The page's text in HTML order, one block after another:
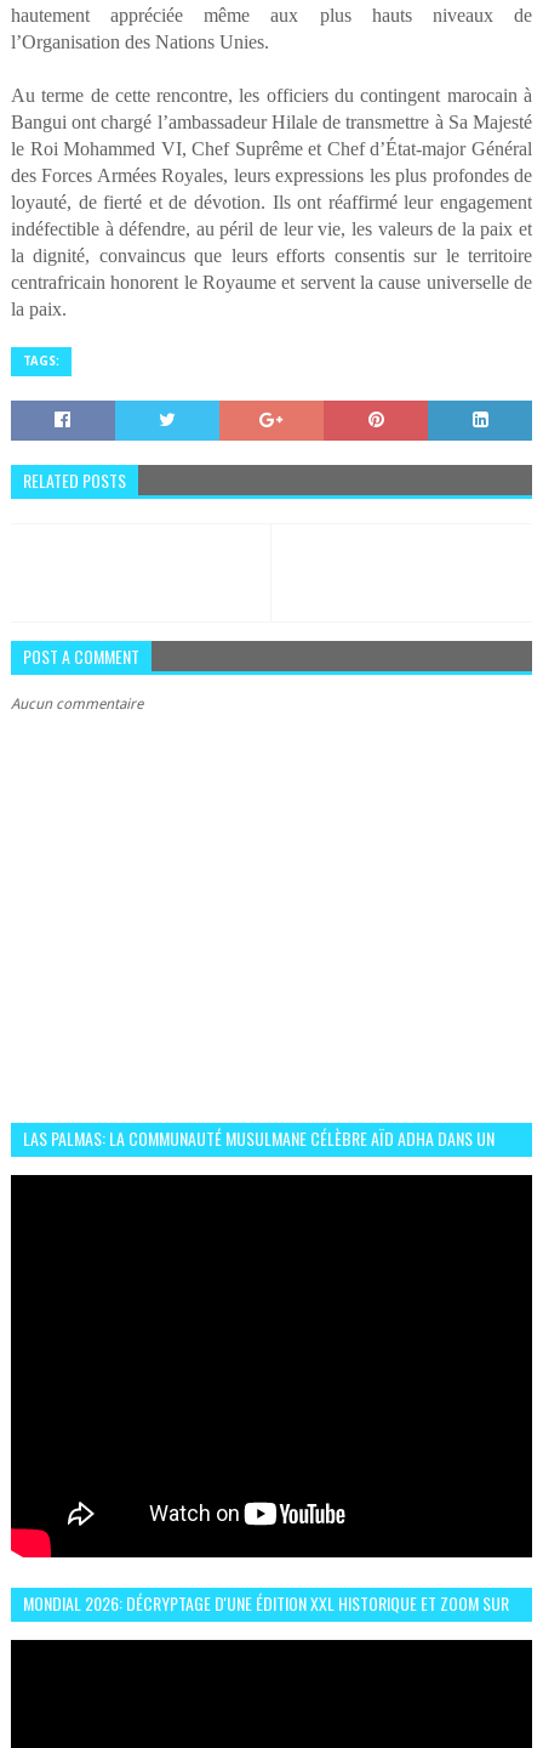
hautement appréciée même aux plus hauts niveaux de
l’Organisation des Nations Unies.
Au terme de cette rencontre, les officiers du contingent marocain à
Bangui ont chargé l’ambassadeur Hilale de transmettre à Sa Majesté
le Roi Mohammed VI, Chef Suprême et Chef d’État-major Général
des Forces Armées Royales, leurs expressions les plus profondes de
loyauté, de fierté et de dévotion. Ils ont réaffirmé leur engagement
indéfectible à défendre, au péril de leur vie, les valeurs de la paix et
la dignité, convaincus que leurs efforts consentis sur le territoire
centrafricain honorent le Royaume et servent la cause universelle de
la paix.
TAGS:
RELATED POSTS
POST A COMMENT
Aucun commentaire
LAS PALMAS: LA COMMUNAUTÉ MUSULMANE CÉLÈBRE AÏD ADHA DANS UN
MONDIAL 2026: DÉCRYPTAGE D'UNE ÉDITION XXL HISTORIQUE ET ZOOM SUR